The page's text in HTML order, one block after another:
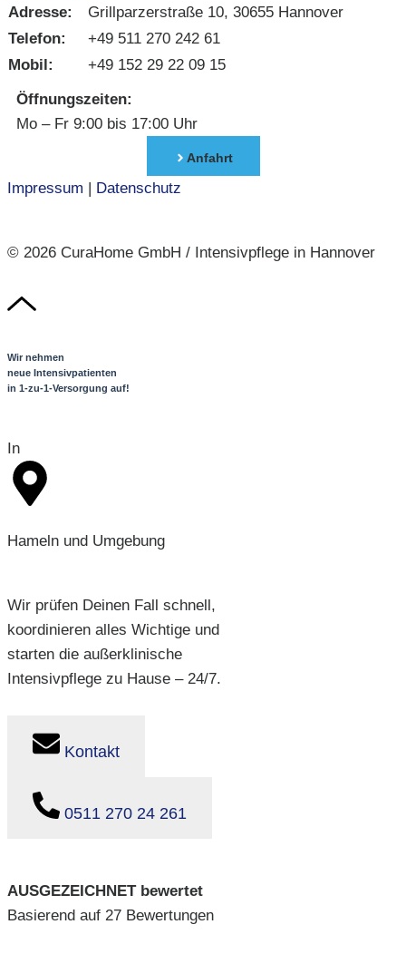
Adresse:
Grillparzerstraße 10, 30655 Hannover
Telefon:
+49 511 270 242 61
Mobil:
+49 152 29 22 09 15
Öffnungszeiten:
Mo – Fr 9:00 bis 17:00 Uhr
Anfahrt
Impressum Datenschutz
© 2026 CuraHome GmbH / Intensivpflege in Hannover
Wir nehmen
neue Intensivpatienten
in 1-zu-1-Versorgung auf!
In
Hameln und Umgebung
Wir prüfen Deinen Fall schnell,
koordinieren alles Wichtige und
starten die außerklinische
Intensivpflege zu Hause – 24/7.
Kontakt
0511 270 24 261
AUSGEZEICHNET bewertet
Basierend auf 27 Bewertungen